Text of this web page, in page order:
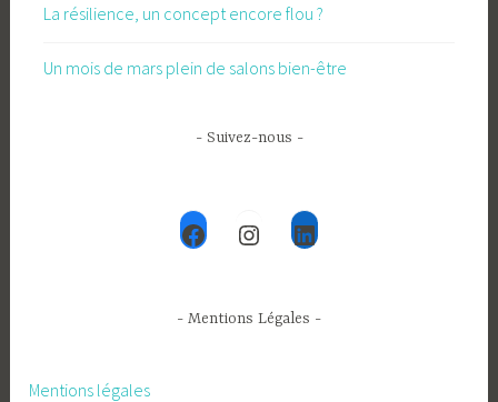
La résilience, un concept encore flou ?
Un mois de mars plein de salons bien-être
- Suivez-nous -
FacebookInstagramLinkedIn
- Mentions Légales -
Mentions légales